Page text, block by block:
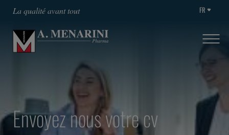
La qualité avant tout FR
Envoyez nous votre cv